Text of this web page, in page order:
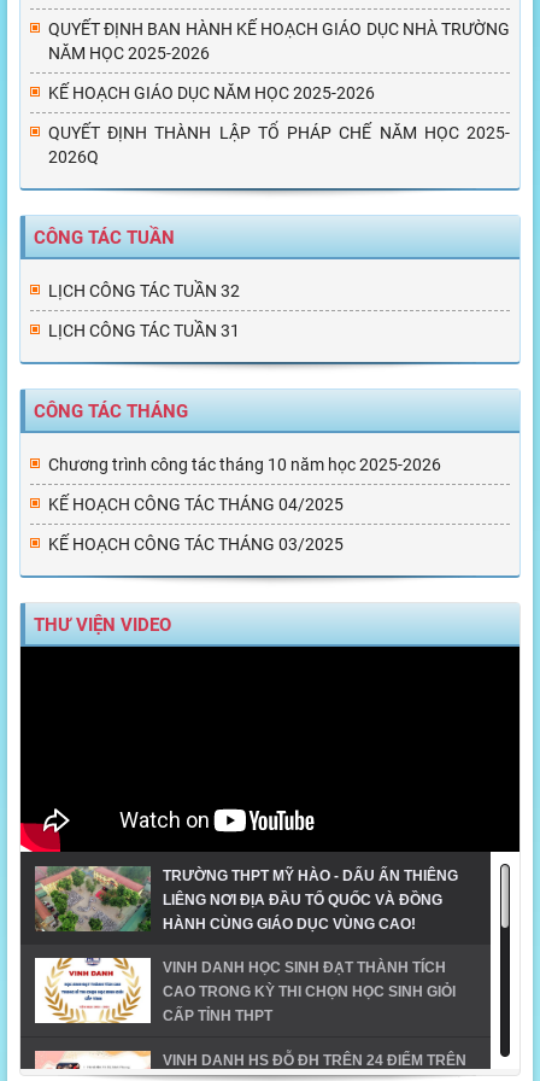
QUYẾT ĐỊNH BAN HÀNH KẾ HOẠCH GIÁO DỤC NHÀ TRƯỜNG
NĂM HỌC 2025-2026
KẾ HOẠCH GIÁO DỤC NĂM HỌC 2025-2026
QUYẾT ĐỊNH THÀNH LẬP TỔ PHÁP CHẾ NĂM HỌC 2025-
2026Q
CÔNG TÁC TUẦN
LỊCH CÔNG TÁC TUẦN 32
LỊCH CÔNG TÁC TUẦN 31
CÔNG TÁC THÁNG
Chương trình công tác tháng 10 năm học 2025-2026
KẾ HOẠCH CÔNG TÁC THÁNG 04/2025
KẾ HOẠCH CÔNG TÁC THÁNG 03/2025
THƯ VIỆN VIDEO
TRƯỜNG THPT MỸ HÀO - DẤU ẤN THIÊNG
LIÊNG NƠI ĐỊA ĐẦU TỔ QUỐC VÀ ĐỒNG
HÀNH CÙNG GIÁO DỤC VÙNG CAO!
VINH DANH HỌC SINH ĐẠT THÀNH TÍCH
CAO TRONG KỲ THI CHỌN HỌC SINH GIỎI
CẤP TỈNH THPT
VINH DANH HS ĐỖ ĐH TRÊN 24 ĐIỂM TRÊN